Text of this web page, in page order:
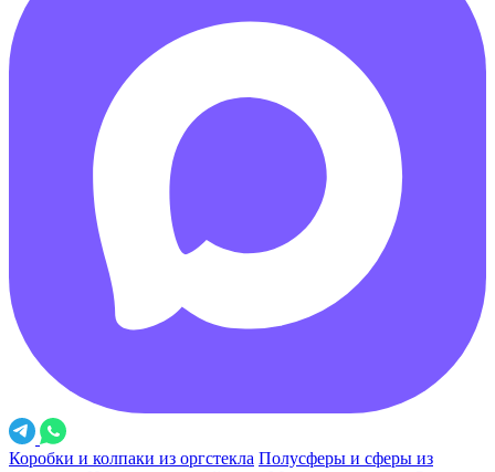
Коробки и колпаки из оргстекла Полусферы и сферы из